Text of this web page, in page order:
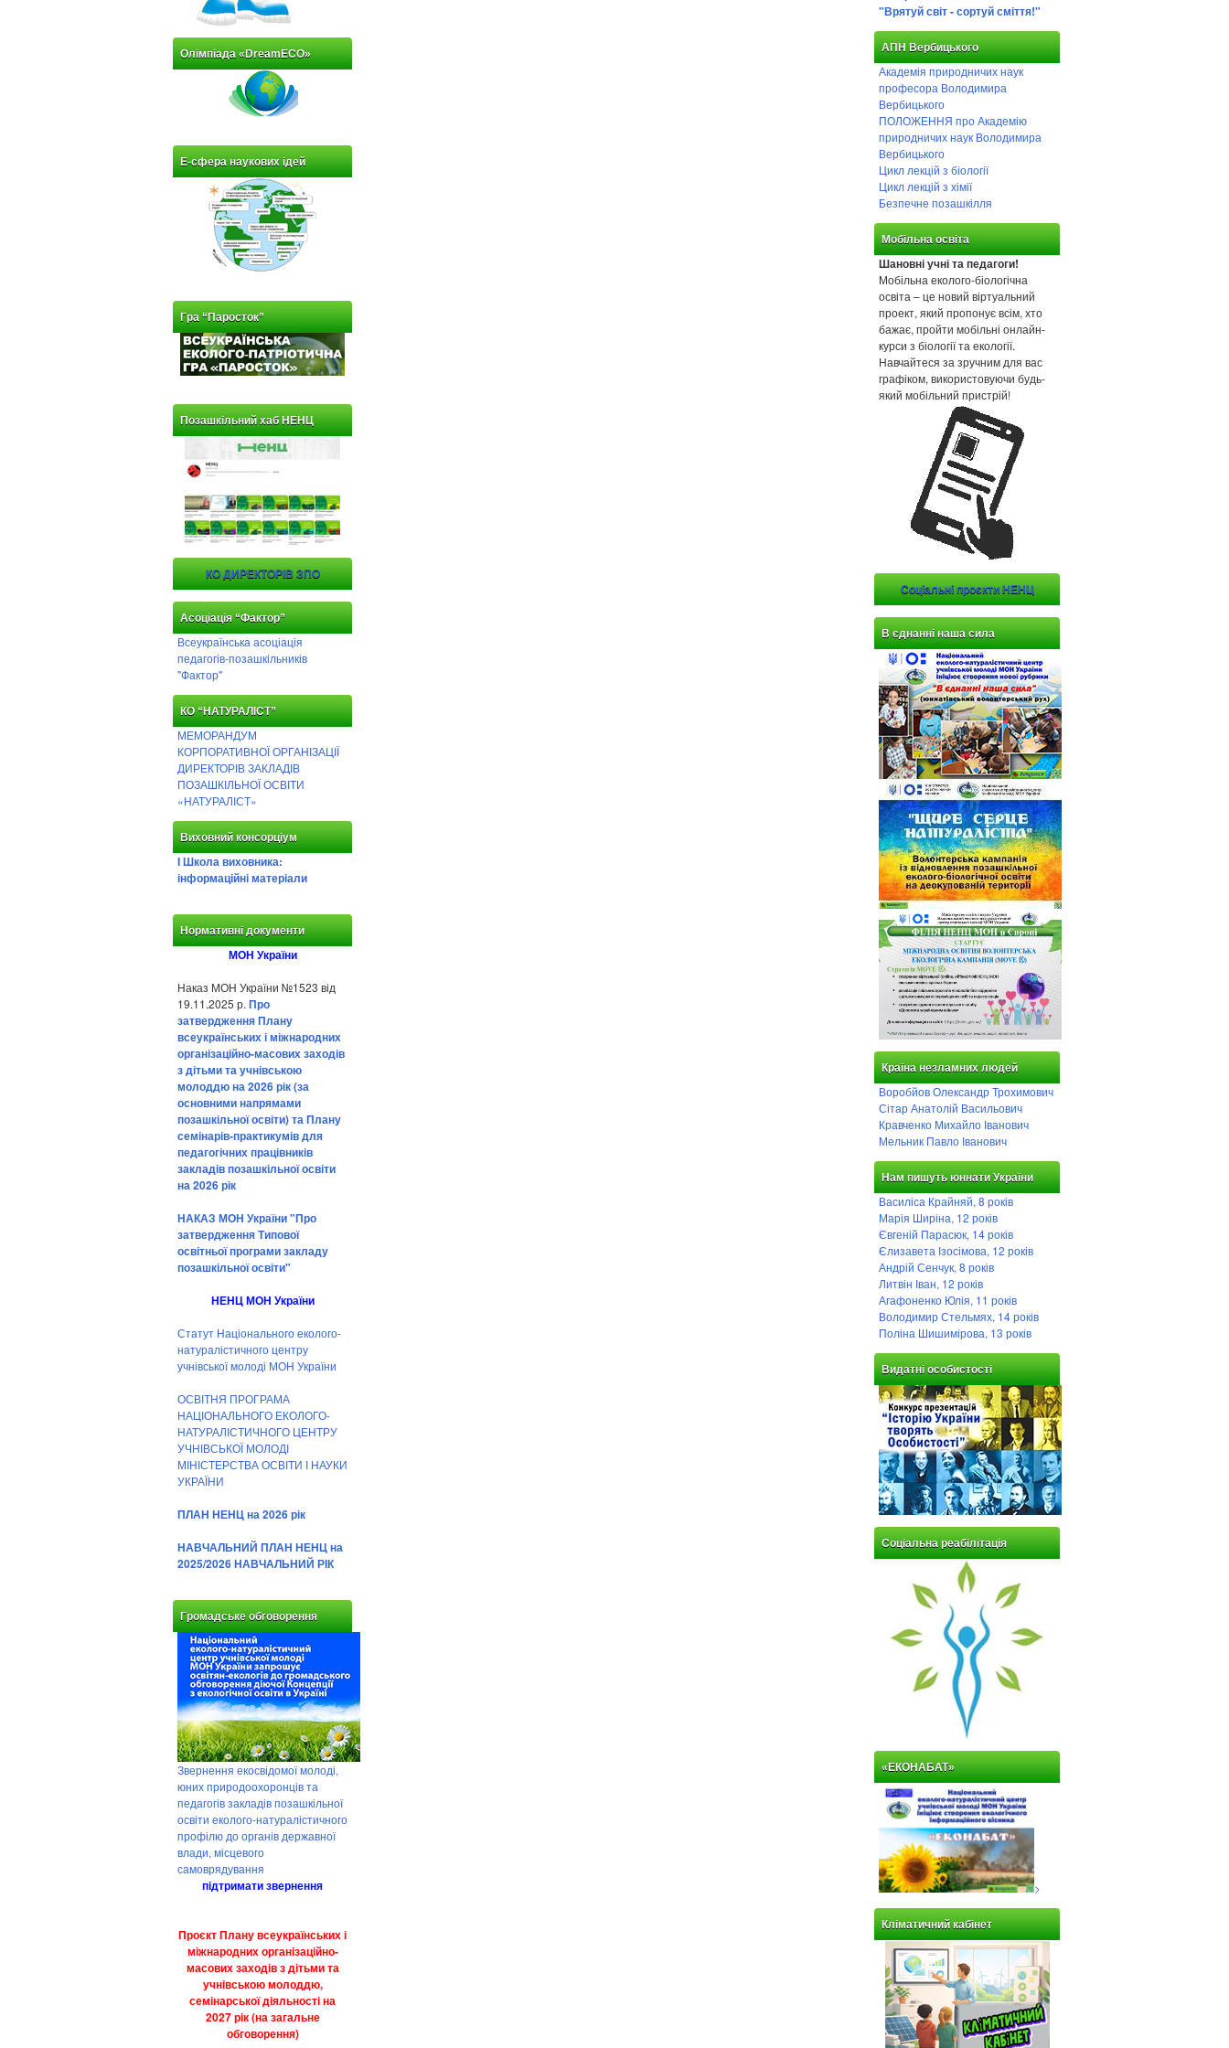
Олімпіада «DreamECO»
Е-сфера наукових ідей
Гра “Паросток”
Позашкільний хаб НЕНЦ
КО ДИРЕКТОРІВ ЗПО
Асоціація “Фактор”
Всеукраїнська асоціація
педагогів-позашкільників
"Фактор"
КО “НАТУРАЛІСТ”
МЕМОРАНДУМ
КОРПОРАТИВНОЇ ОРГАНІЗАЦІЇ
ДИРЕКТОРІВ ЗАКЛАДІВ
ПОЗАШКІЛЬНОЇ ОСВІТИ
«НАТУРАЛІСТ»
Виховний консорціум
І Школа виховника:
інформаційні матеріали
Нормативні документи
МОН України
Наказ МОН України №1523 від
19.11.2025 р. Про
затвердження Плану
всеукраїнських і міжнародних
організаційно-масових заходів
з дітьми та учнівською
молоддю на 2026 рік (за
основними напрямами
позашкільної освіти) та Плану
семінарів-практикумів для
педагогічних працівників
закладів позашкільної освіти
на 2026 рік
НАКАЗ МОН України "Про
затвердження Типової
освітньої програми закладу
позашкільної освіти"
НЕНЦ МОН України
Статут Національного еколого-
натуралістичного центру
учнівської молоді МОН України
ОСВІТНЯ ПРОГРАМА
НАЦІОНАЛЬНОГО ЕКОЛОГО-
НАТУРАЛІСТИЧНОГО ЦЕНТРУ
УЧНІВСЬКОЇ МОЛОДІ
МІНІСТЕРСТВА ОСВІТИ І НАУКИ
УКРАЇНИ
ПЛАН НЕНЦ на 2026 рік
НАВЧАЛЬНИЙ ПЛАН НЕНЦ на
2025/2026 НАВЧАЛЬНИЙ РІК
Громадське обговорення
Звернення екосвідомої молоді,
юних природоохоронців та
педагогів закладів позашкільної
освіти еколого-натуралістичного
профілю до органів державної
влади, місцевого
самоврядування
підтримати звернення
Проєкт Плану всеукраїнських і
міжнародних організаційно-
масових заходів з дітьми та
учнівською молоддю,
семінарської діяльності на
2027 рік (на загальне
обговорення)
"Врятуй світ - сортуй сміття!"
АПН Вербицького
Академія природничих наук
професора Володимира
Вербицького
ПОЛОЖЕННЯ про Академію
природничих наук Володимира
Вербицького
Цикл лекцій з біології
Цикл лекцій з хімії
Безпечне позашкілля
Мобільна освіта
Шановні учні та педагоги!
Мобільна еколого-біологічна
освіта – це новий віртуальний
проект, який пропонує всім, хто
бажає, пройти мобільні онлайн-
курси з біології та екології.
Навчайтеся за зручним для вас
графіком, використовуючи будь-
який мобільний пристрій!
Соціальні проєкти НЕНЦ
В єднанні наша сила
Країна незламних людей
Воробйов Олександр Трохимович
Сітар Анатолій Васильович
Кравченко Михайло Іванович
Мельник Павло Іванович
Нам пишуть юннати України
Василіса Крайняй, 8 років
Марія Ширіна, 12 років
Євгеній Парасюк, 14 років
Єлизавета Ізосімова, 12 років
Андрій Сенчук, 8 років
Литвін Іван, 12 років
Агафоненко Юлія, 11 років
Володимир Стельмях, 14 років
Поліна Шишимірова, 13 років
Видатні особистості
Соціальна реабілітація
«ЕКОНАБАТ»
>
Кліматичний кабінет